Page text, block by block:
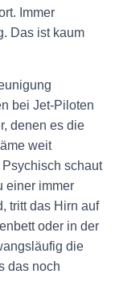
Immer
Das ist kaum
bei Jet-Piloten
denen es die
weit
schaut
einer immer
tritt das Hirn auf
oder in der
die
das noch